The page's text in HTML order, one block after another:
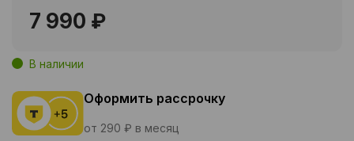
7 990 ₽
В наличии
Оформить рассрочку
от 290 ₽ в месяц